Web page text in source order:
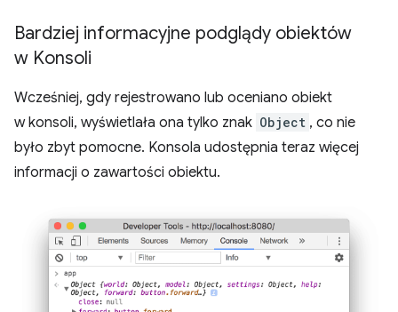
Bardziej informacyjne podglądy obiektów
w Konsoli
Wcześniej, gdy rejestrowano lub oceniano obiekt
w konsoli, wyświetlała ona tylko znak Object , co nie
było zbyt pomocne. Konsola udostępnia teraz więcej
informacji o zawartości obiektu.